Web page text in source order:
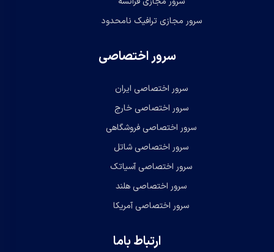
سرور مجازی ترافیک نامحدود
سرور اختصاصی
سرور اختصاصی ایران
سرور اختصاصی خارج
سرور اختصاصی فروشگاهی
سرور اختصاصی شاتل
سرور اختصاصی آسیاتک
سرور اختصاصی هلند
سرور اختصاصی آمریکا
ارتباط باما